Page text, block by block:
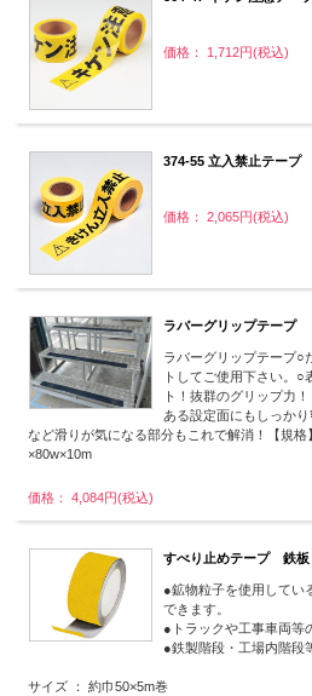
価格： 1,712円(税込)
374-55 立入禁止テープ
価格： 2,065円(税込)
ラバーグリップテープ
ラバーグリップテープ○
トしてご使用下さい。
ト！抜群のグリップ力
ある設定面にもしっか
など滑りが気になる部分もこれで解消！【規格
×80w×10m
価格： 4,084円(税込)
すべり止めテープ 鉄
●鉱物粒子を使用してい
できます。
●トラックや工事車両等
●鉄製階段・工場内階段
サイズ ： 約巾50×5m巻